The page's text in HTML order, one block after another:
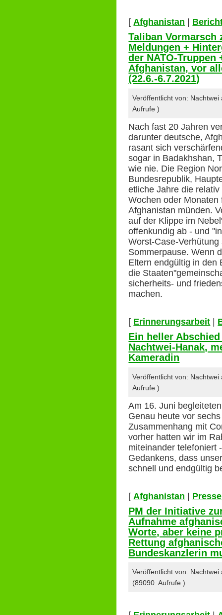
[Afghanistan
Taliban Vormarsch
Meldungen +
der NATO-
Afghanistan, vor
(22.6.-6.7.2021)
Veröffentlicht von:
Aufrufe )
Nach fast 20 Jahren
darunter deutsche,
rasant sich
sogar in Badakhshan,
wie nie. Die Region
Bundesrepublik,
etliche Jahre die
Wochen oder
Afghanistan münden.
auf der Klippe im
offenkundig ab - und
Worst-Case-
Sommerpause. Wenn
Eltern endgültig in den
die
sicherheits- und
machen.
[ Erinnerungsarbeit
Ein heller
Nachtwei-Hanak,
Kameradin
Veröffentlicht von:
Aufrufe )
Am 16. Juni
Genau heute vor
Zusammenhang mit
vorher hatten wir im
miteinander telefoniert
Gedankens, dass
schnell und endgültig
[Afghanistan
PM der Initiative
Aufnahme
Worte, aber keine
Rettung
Bundeskanzlerin
Veröffentlicht von:
(89090 Aufrufe )